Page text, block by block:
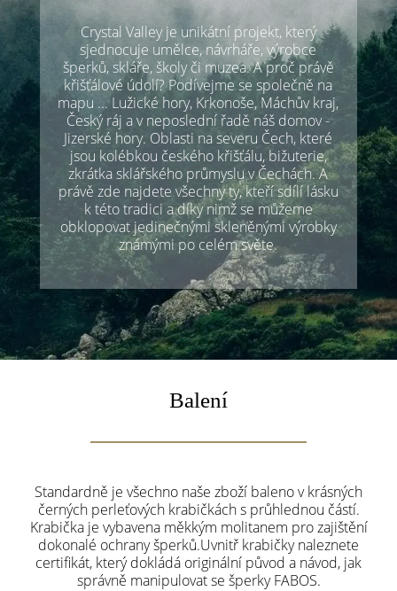
Crystal Valley je unikátní projekt, který
sjednocuje umělce, návrháře, výrobce
šperků, skláře, školy či muzea. A proč právě
křišťálové údolí? Podívejme se společně na
mapu ... Lužické hory, Krkonoše, Máchův kraj,
Český ráj a v neposlední řadě náš domov -
Jizerské hory. Oblasti na severu Čech, které
jsou kolébkou českého křišťálu, bižuterie,
zkrátka sklářského průmyslu v Čechách. A
právě zde najdete všechny ty, kteří sdílí lásku
k této tradici a díky nimž se můžeme
obklopovat jedinečnými skleněnými výrobky
známými po celém světe.
Balení
Standardně je všechno naše zboží baleno v krásných
černých perleťových krabičkách s průhlednou částí.
Krabička je vybavena měkkým molitanem pro zajištění
dokonalé ochrany šperků.Uvnitř krabičky naleznete
certifikát, který dokládá originální původ a návod, jak
správně manipulovat se šperky FABOS.